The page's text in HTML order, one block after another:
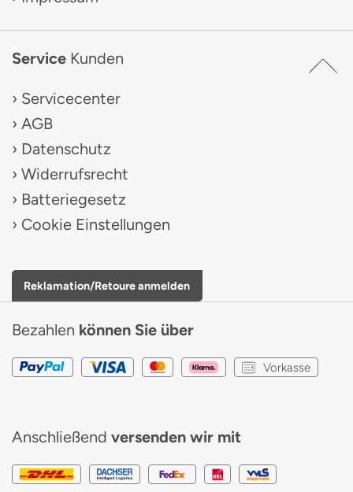
Service Kunden
Servicecenter
AGB
Datenschutz
Widerrufsrecht
Batteriegesetz
Cookie Einstellungen
Reklamation/Retoure anmelden
Bezahlen können Sie über
Vorkasse
Anschließend versenden wir mit